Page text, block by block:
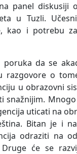
panel diskusiji
u Tuzli.
kao i potrebu
poruka da se
razgovore o
u obrazovni
snažnijim.
uticati na
Bitan je i
odraziti na
će se